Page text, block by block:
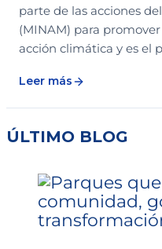
parte de las acciones
(MINAM) para
acción climática y es el
Leer más
ÚLTIMO BLOG